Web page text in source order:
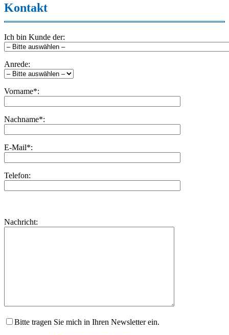
Kontakt
Ich bin Kunde der:
Anrede:
Vorname*:
Nachname*:
E-Mail*:
Telefon:
dieses
lasse
Nachricht:
Bitte tragen Sie mich in Ihren Newsletter ein.